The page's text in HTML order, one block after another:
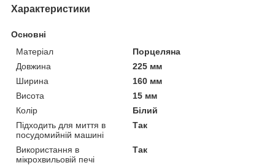
Характеристики
Основні
Матеріал
Порцеляна
Довжина
225 мм
Ширина
160 мм
Висота
15 мм
Колір
Білий
Підходить для миття в
посудомийній машині
Так
Використання в
мікрохвильовій печі
Так